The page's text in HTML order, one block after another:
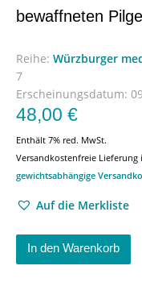
bewaffneten
Reihe: Würzburger
7
Erscheinungsdatum:
48,00 €
Enthält 7% red. MwSt.
Versandkostenfreie
gewichtsabhängige
Auf die Merkliste
In den Warenkorb